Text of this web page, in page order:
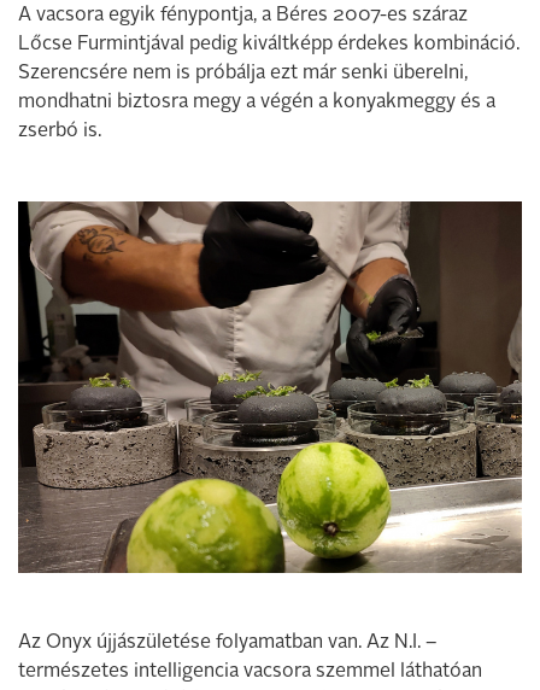
A vacsora egyik fénypontja, a Béres 2007-es száraz
Lőcse Furmintjával pedig kiváltképp érdekes kombináció.
Szerencsére nem is próbálja ezt már senki überelni,
mondhatni biztosra megy a végén a konyakmeggy és a
zserbó is.
Az Onyx újjászületése folyamatban van. Az N.I. –
természetes intelligencia vacsora szemmel láthatóan